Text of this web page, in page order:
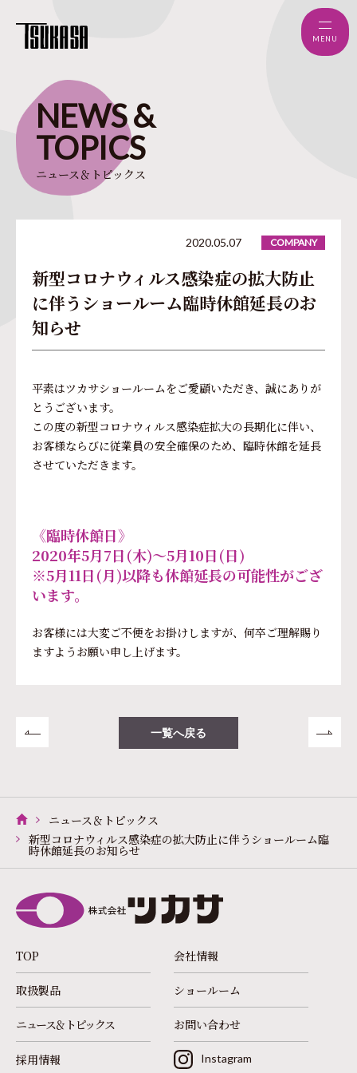
MENU
NEWS&
TOPICS
ニュース＆トピックス
新型コロナウィルス感染症の拡大防止
に伴うショールーム臨時休館延長のお
知らせ
2020.05.07 COMPANY
平素はツカサショールームをご愛顧いただき、誠にありが
とうございます。
この度の新型コロナウィルス感染症拡大の長期化に伴い、
お客様ならびに従業員の安全確保のため、臨時休館を延長
させていただきます。
《臨時休館日》
2020年5月7日(木)～5月10日(日)
※5月11日(月)以降も休館延長の可能性がござ
います。
お客様には大変ご不便をお掛けしますが、何卒ご理解賜り
ますようお願い申し上げます。
一覧へ戻る
ニュース＆トピックス
新型コロナウィルス感染症の拡大防止に伴うショールーム臨
時休館延長のお知らせ
TOP 会社情報
取扱製品 ショールーム
ニュース＆トピックス お問い合わせ
採用情報 Instagram